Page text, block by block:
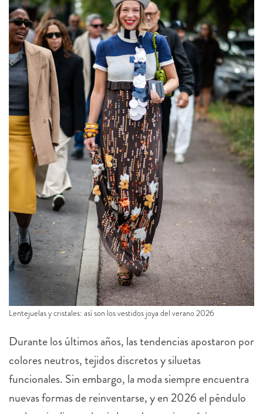
Lentejuelas y cristales: así son los vestidos joya del verano 2026
colores neutros, tejidos discretos y siluetas
funcionales. Sin embargo, la moda siempre encuentra
nuevas formas de reinventarse, y en 2026 el péndulo
vuelve a inclinarse hacia la exuberancia estética.